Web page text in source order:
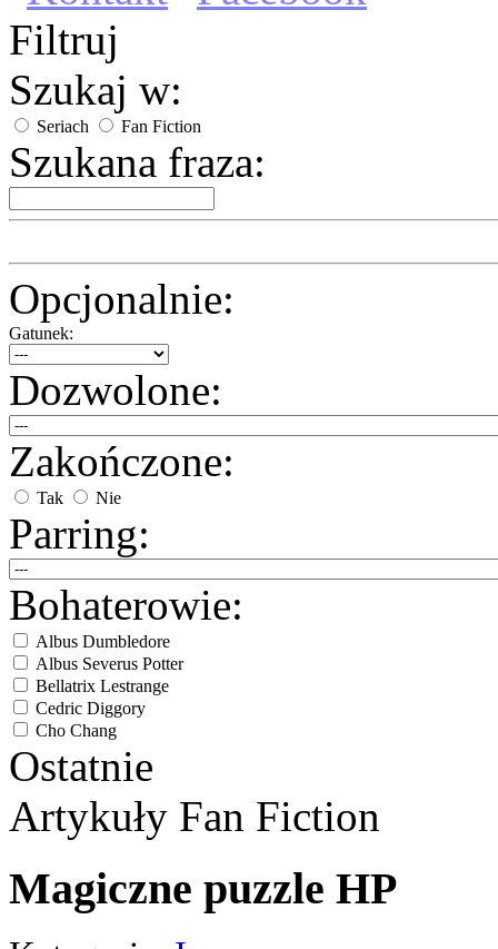
Filtruj
Szukaj w:
Seriach Fan Fiction
Szukana fraza:
Opcjonalnie:
Gatunek:
Dozwolone:
Zakończone:
Tak Nie
Parring:
Bohaterowie:
Albus Dumbledore
Albus Severus Potter
Bellatrix Lestrange
Cedric Diggory
Cho Chang
Draco Malfoy
Dudley Dursley
Fred/George Weasley
Ginny Weasley
Godryk Gryffindor
Helga Hufflepuff
Hermiona Granger
Ostatnie
Artykuły Fan Fiction
Magiczne puzzle HP